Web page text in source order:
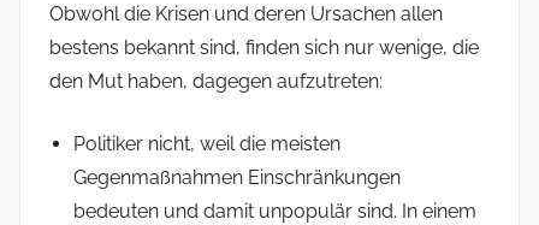
Obwohl die Krisen und deren Ursachen allen
bestens bekannt sind, finden sich nur wenige, die
den Mut haben, dagegen aufzutreten:
Politiker nicht, weil die meisten
Gegenmaßnahmen Einschränkungen
bedeuten und damit unpopulär sind. In einem